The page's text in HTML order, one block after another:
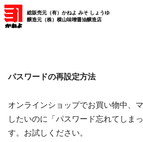
総販売元（有）かねよ みそ しょうゆ
醸造元（株）横山味噌醤油醸造店
パスワードの再設定方法
オンラインショップでお買い物中、
したいのに「パスワード忘れてしま
す。お試しください。